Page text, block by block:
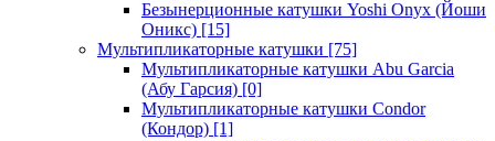
Безынерционные катушки Yoshi Onyx (Йоши
Оникс) [15]
Мультипликаторные катушки [75]
Мультипликаторные катушки Abu Garcia
(Абу Гарсия) [0]
Мультипликаторные катушки Condor
(Кондор) [1]